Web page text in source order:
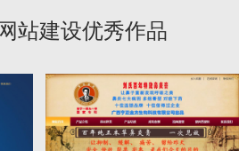
站建设优秀作品